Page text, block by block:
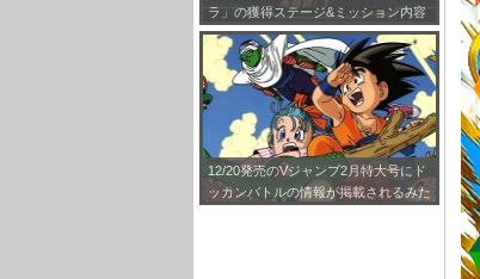
ラ」の獲得ステージ&ミッション内容
まとめ！
12/20発売のVジャンプ2月特大号にド
ッカンバトルの情報が掲載されるみた